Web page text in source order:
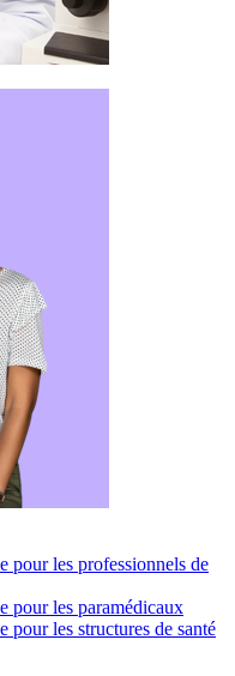
les professionnels de
pour les paramédicaux
les structures de santé